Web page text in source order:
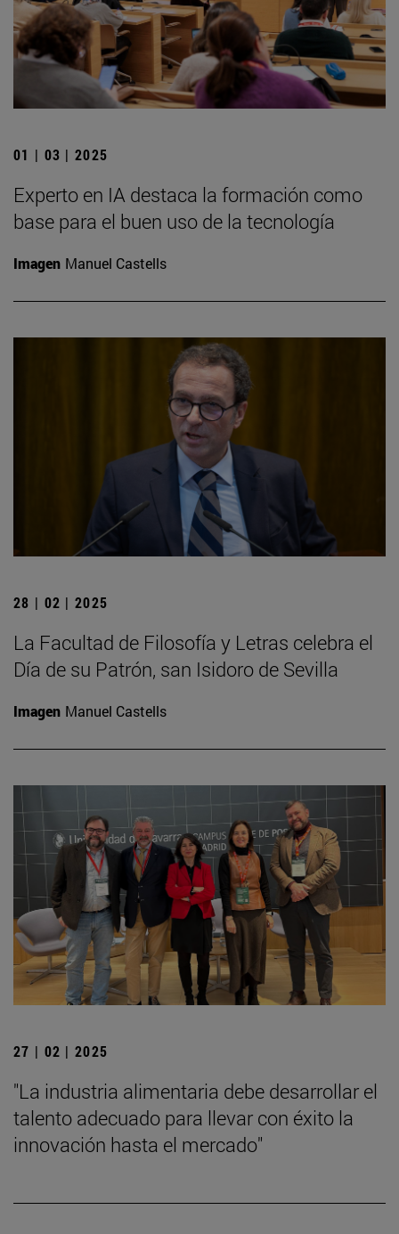
01 | 03 | 2025
Experto en IA destaca la formación como
base para el buen uso de la tecnología
Imagen Manuel Castells
28 | 02 | 2025
La Facultad de Filosofía y Letras celebra el
Día de su Patrón, san Isidoro de Sevilla
Imagen Manuel Castells
27 | 02 | 2025
"La industria alimentaria debe desarrollar el
talento adecuado para llevar con éxito la
innovación hasta el mercado"